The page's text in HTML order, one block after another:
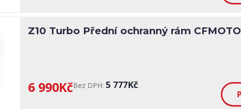
Z10 Turbo Přední ochranný rám CFMOTO
6 990KčBez DPH: 5 777Kč